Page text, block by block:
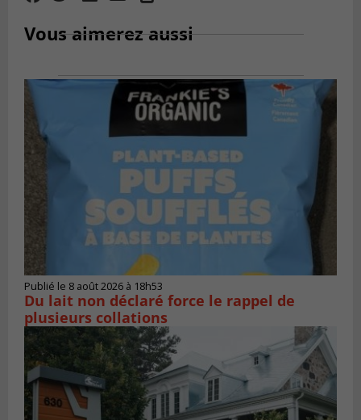
Vous aimerez aussi
Publié le 8 août 2026 à 18h53
Du lait non déclaré force le rappel de
plusieurs collations